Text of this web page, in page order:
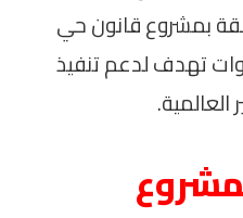
بمشروع قانون حي
تهدف لدعم تنفيذ